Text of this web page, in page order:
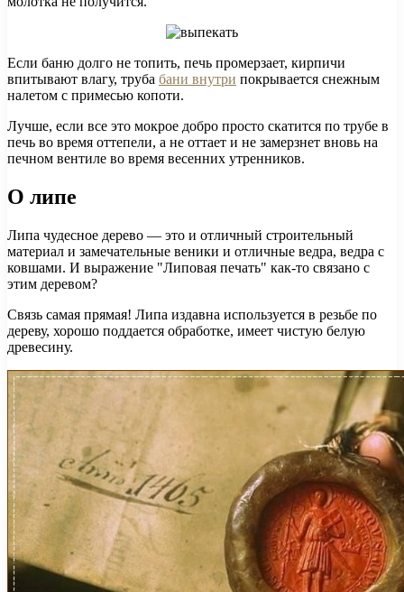
Если баню долго не топить, печь промерзает, кирпичи
впитывают влагу, труба бани внутри покрывается снежным
налетом с примесью копоти.
Лучше, если все это мокрое добро просто скатится по трубе в
печь во время оттепели, а не оттает и не замерзнет вновь на
печном вентиле во время весенних утренников.
О липе
Липа чудесное дерево — это и отличный строительный
материал и замечательные веники и отличные ведра, ведра с
ковшами. И выражение "Липовая печать" как-то связано с
этим деревом?
Связь самая прямая! Липа издавна используется в резьбе по
дереву, хорошо поддается обработке, имеет чистую белую
древесину.